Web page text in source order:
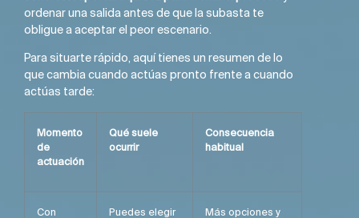
ordenar una salida antes de que la subasta te
obligue a aceptar el peor escenario.
Para situarte rápido, aquí tienes un resumen de lo
que cambia cuando actúas pronto frente a cuando
actúas tarde:
Momento
de
actuación
Qué suele
ocurrir
Consecuencia
habitual
Con
Puedes elegir
Más opciones y